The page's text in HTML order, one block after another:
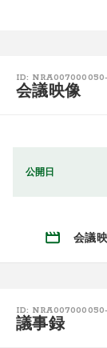
ID:
会議映像
公開日
会議
ID:
議事録